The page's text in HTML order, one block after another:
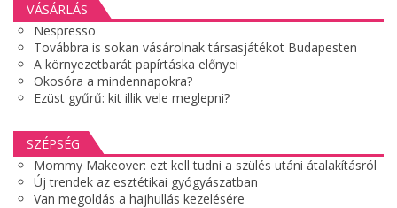
VÁSÁRLÁS
Nespresso
Továbbra is sokan vásárolnak társasjátékot Budapesten
A környezetbarát papírtáska előnyei
Okosóra a mindennapokra?
Ezüst gyűrű: kit illik vele meglepni?
SZÉPSÉG
Mommy Makeover: ezt kell tudni a szülés utáni átalakításról
Új trendek az esztétikai gyógyászatban
Van megoldás a hajhullás kezelésére